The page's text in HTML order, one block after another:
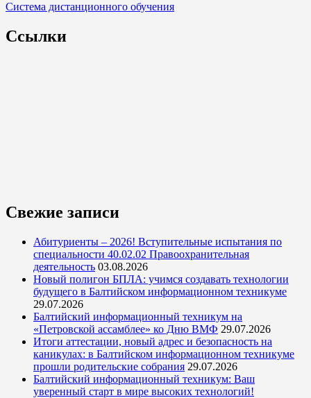
Система дистанционного обучения
Ссылки
Свежие записи
Абитуриенты – 2026! Вступительные испытания по
специальности 40.02.02 Правоохранительная
деятельность 03.08.2026
Новый полигон БПЛА: учимся создавать технологии
будущего в Балтийском информационном техникуме
29.07.2026
Балтийский информационный техникум на
«Петровской ассамблее» ко Дню ВМФ 29.07.2026
Итоги аттестации, новый адрес и безопасность на
каникулах: в Балтийском информационном техникуме
прошли родительские собрания 29.07.2026
Балтийский информационный техникум: Ваш
уверенный старт в мире высоких технологий!